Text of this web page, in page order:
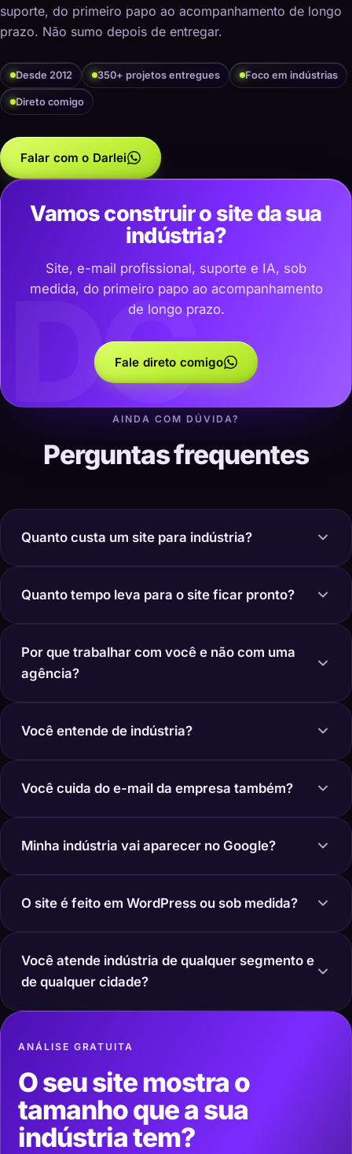
suporte, do primeiro papo ao acompanhamento de longo
prazo. Não sumo depois de entregar.
Desde 2012 350+ projetos entregues Foco em indústrias
Direto comigo
Falar com o Darlei
DC
Vamos construir o site da sua
indústria?
Site, e-mail profissional, suporte e IA, sob
medida, do primeiro papo ao acompanhamento
de longo prazo.
Fale direto comigo
AINDA COM DÚVIDA?
Perguntas frequentes
Quanto custa um site para indústria?
Quanto tempo leva para o site ficar pronto?
Por que trabalhar com você e não com uma
agência?
Você entende de indústria?
Você cuida do e-mail da empresa também?
Minha indústria vai aparecer no Google?
O site é feito em WordPress ou sob medida?
Você atende indústria de qualquer segmento e
de qualquer cidade?
ANÁLISE GRATUITA
O seu site mostra o
tamanho que a sua
indústria tem?